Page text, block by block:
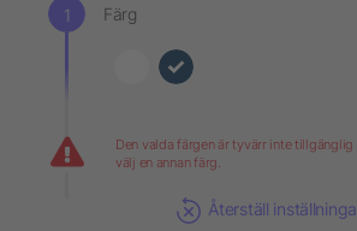
Färg
Den valda färgen är tyvärr inte tillgänglig
välj en annan färg.
Återställ